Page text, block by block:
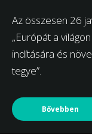
Az összesen 26
„Európát a
indítására és
tegye”.
Bővebben